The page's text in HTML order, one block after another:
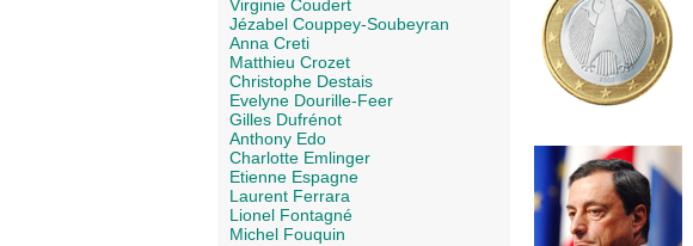
Virginie Coudert
Jézabel Couppey-Soubeyran
Anna Creti
Matthieu Crozet
Christophe Destais
Evelyne Dourille-Feer
Gilles Dufrénot
Anthony Edo
Charlotte Emlinger
Etienne Espagne
Laurent Ferrara
Lionel Fontagné
Michel Fouquin